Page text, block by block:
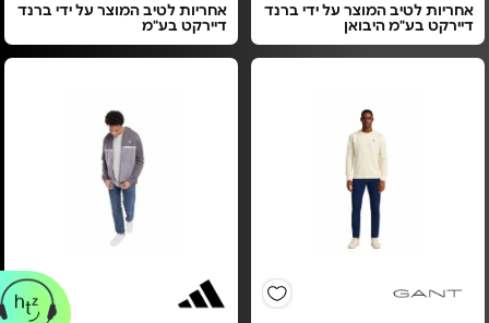
אחריות לטיב המוצר על ידי ברנד
דיירקט בע"מ היבואן
אחריות לטיב המוצר על ידי ברנד
דיירקט בע"מ